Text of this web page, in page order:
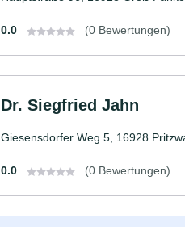
0.0 (0 Bewertungen)
Dr. Siegfried Jahn
Giesensdorfer Weg 5, 16928
0.0 (0 Bewertungen)